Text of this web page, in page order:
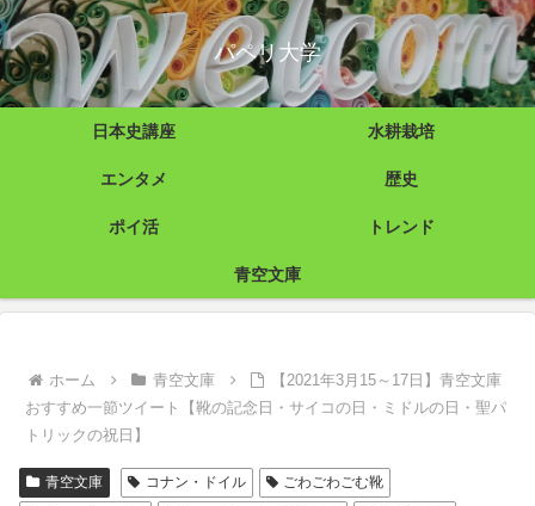
パペリ大学
日本史講座 水耕栽培
エンタメ 歴史
ポイ活 トレンド
青空文庫
ホーム 青空文庫
【2021年3月15～17日】青空文庫
おすすめ一節ツイート【靴の記念日・サイコの日・ミドルの日・聖パ
トリックの祝日】
青空文庫 コナン・ドイル
ごわごわごむ靴